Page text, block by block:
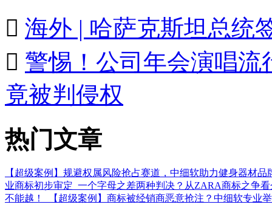
 海外 | 哈萨克斯坦总统
 警惕！公司年会演唱流
竟被判侵权
热门文章
【超级案例】规避权属风险抢占赛道，中细软助力健身器材品
业商标初步审定 一个字母之差两种判决？从ZARA商标之争
不能越！
【超级案例】商标被经销商恶意抢注？中细软专业